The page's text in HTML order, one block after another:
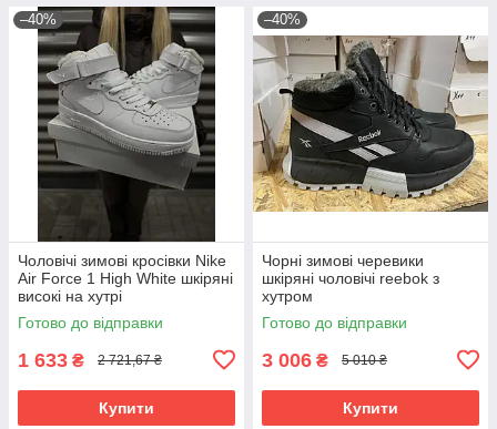
–40%
Чоловічі зимові кросівки Nike
Air Force 1 High White шкіряні
високі на хутрі
Готово до відправки
1 633 ₴ 2 721,67 ₴
Купити
–40%
Чорні зимові черевики
шкіряні чоловічі reebok з
хутром
Готово до відправки
3 006 ₴ 5 010 ₴
Купити